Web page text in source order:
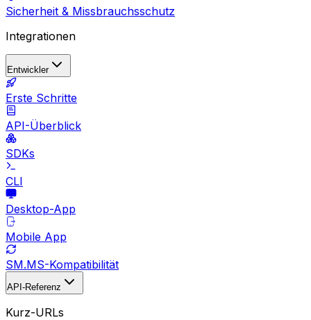
Sicherheit & Missbrauchsschutz
Integrationen
Entwickler
Erste Schritte
API-Überblick
SDKs
CLI
Desktop-App
Mobile App
SM.MS-Kompatibilität
API-Referenz
Kurz-URLs